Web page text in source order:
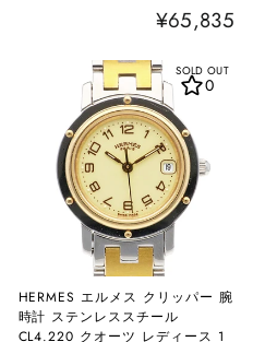
¥65,835
SOLD OUT
HERMES エルメス クリッパー 腕
時計 ステンレススチール
CL4.220 クオーツ レディース 1
0